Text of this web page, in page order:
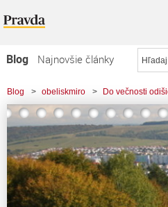
Blog
Najnovšie články
Najčítanejšie články
Najkomentovanejšie články
Zoznam blogov
Komerčné blogy
Blog > obeliskmiro > Do večnosti